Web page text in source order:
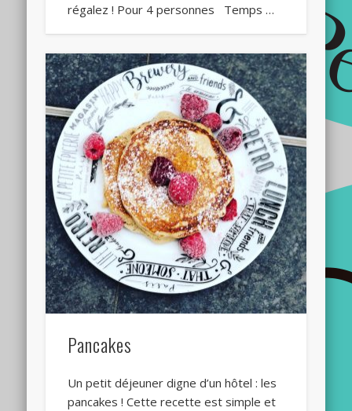
régalez ! Pour 4 personnes Temps …
Pancakes
Un petit déjeuner digne d’un hôtel : les
pancakes ! Cette recette est simple et